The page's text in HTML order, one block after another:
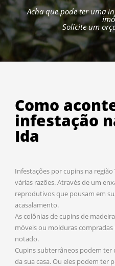
Acha que pode ter uma
Solicite um
Como
infestação
Ida
Infestações por cupins na
várias razões. Através de um
reprodutivos que pousam em
acasalamento.
As colônias de cupins de
móveis ou molduras compradas
notado.
Cupins subterrâneos podem
da sua casa. Ou eles podem ter